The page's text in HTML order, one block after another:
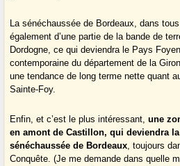
La sénéchaussée de Bordeaux, dans
également d’une partie de la bande de
Dordogne, ce qui deviendra le Pays
contemporaine du département de la
une tendance de long terme nette quant
Sainte-Foy.
Enfin, et c’est le plus intéressant,une
en amont de Castillon, qui deviendra
sénéchaussée de Bordeaux, toujours
Conquête. (Je me demande dans quelle